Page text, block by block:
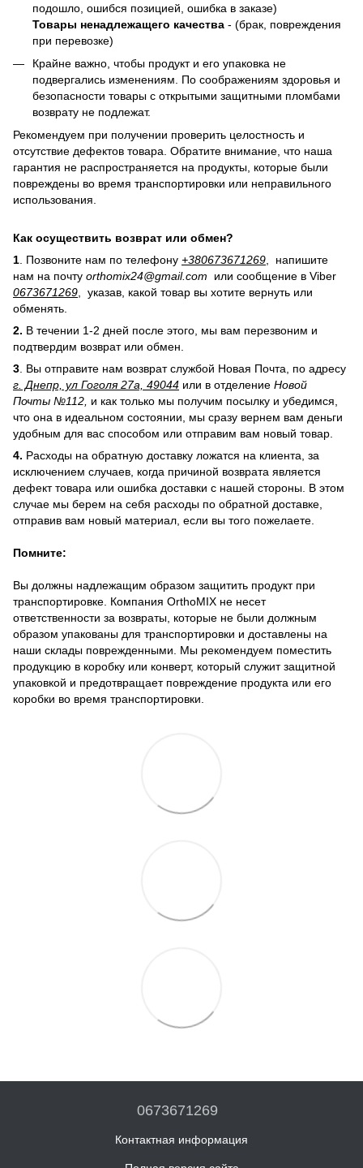
подошло, ошибся позицией, ошибка в заказе)
Товары ненадлежащего качества - (брак, повреждения
при перевозке)
Крайне важно, чтобы продукт и его упаковка не
подвергались изменениям. По соображениям здоровья и
безопасности товары с открытыми защитными пломбами
возврату не подлежат.
Рекомендуем при получении проверить целостность и
отсутствие дефектов товара. Обратите внимание, что наша
гарантия не распространяется на продукты, которые были
повреждены во время транспортировки или неправильного
использования.
Как осуществить возврат или обмен?
1. Позвоните нам по телефону +380673671269, напишите
нам на почту orthomix24@gmail.com или сообщение в Viber
0673671269, указав, какой товар вы хотите вернуть или
обменять.
2. В течении 1-2 дней после этого, мы вам перезвоним и
подтвердим возврат или обмен.
3. Вы отправите нам возврат службой Новая Почта, по адресу
г. Днепр, ул Гоголя 27а, 49044 или в отделение Новой
Почты №112, и как только мы получим посылку и убедимся,
что она в идеальном состоянии, мы сразу вернем вам деньги
удобным для вас способом или отправим вам новый товар.
4. Расходы на обратную доставку ложатся на клиента, за
исключением случаев, когда причиной возврата является
дефект товара или ошибка доставки с нашей стороны. В этом
случае мы берем на себя расходы по обратной доставке,
отправив вам новый материал, если вы того пожелаете.
Помните:
Вы должны надлежащим образом защитить продукт при
транспортировке. Компания OrthoMIX не несет
ответственности за возвраты, которые не были должным
образом упакованы для транспортировки и доставлены на
наши склады поврежденными. Мы рекомендуем поместить
продукцию в коробку или конверт, который служит защитной
упаковкой и предотвращает повреждение продукта или его
коробки во время транспортировки.
0673671269
Контактная информация